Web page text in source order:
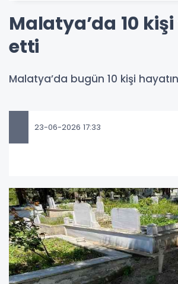
Malatya’da 10
etti
Malatya’da bugün 10 kişi
23-06-2026 17:33